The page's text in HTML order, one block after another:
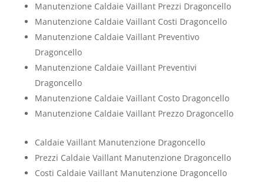
Manutenzione Caldaie Vaillant Prezzi Dragoncello
Manutenzione Caldaie Vaillant Costi Dragoncello
Manutenzione Caldaie Vaillant Preventivo
Dragoncello
Manutenzione Caldaie Vaillant Preventivi
Dragoncello
Manutenzione Caldaie Vaillant Costo Dragoncello
Manutenzione Caldaie Vaillant Prezzo Dragoncello
Caldaie Vaillant Manutenzione Dragoncello
Prezzi Caldaie Vaillant Manutenzione Dragoncello
Costi Caldaie Vaillant Manutenzione Dragoncello